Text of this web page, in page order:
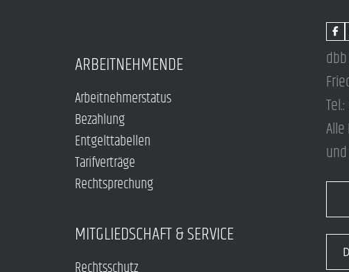
ARBEITNEHMENDE
Arbeitnehmerstatus
Bezahlung
Entgelttabellen
Tarifverträge
Rechtsprechung
MITGLIEDSCHAFT & SERVICE